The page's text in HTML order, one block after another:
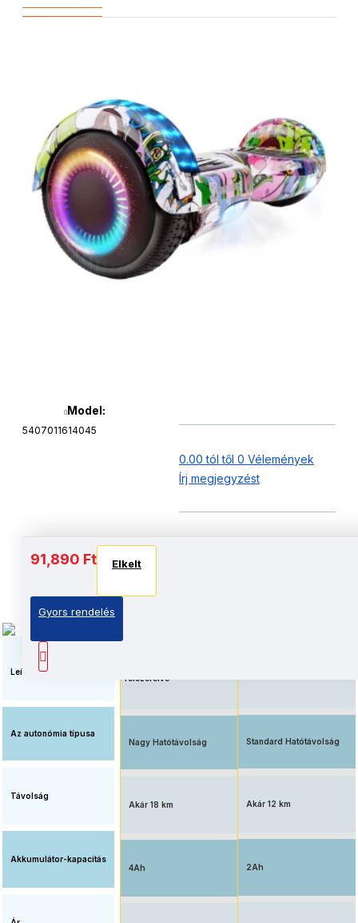
Model:
5407011614045
0.00 tól től 0 Vélemények
Írj megjegyzést
91,890 Ft Elkelt
Gyors rendelés
Akkumulátor és autonómia
Leírás
Az autonómia típusa
Távolság
Akkumulátor-kapacitás
felszerelve
Nagy Hatótávolság
Akár 18 km
4Ah
Standard Hatótávolság
Akár 12 km
2Ah